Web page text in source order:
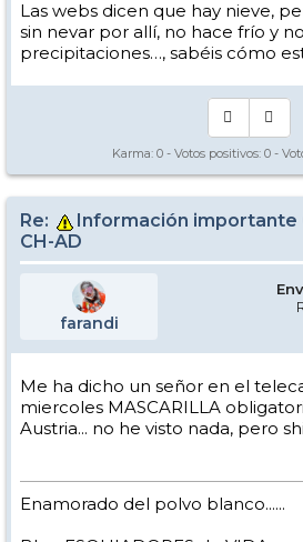
Las webs dicen que hay nieve,
sin nevar por allí, no hace frío y
precipitaciones…, sabéis cómo
Karma: 0 - Votos positivos: 0 -
Re:
Información importante
CH-AD
farandi
Me ha dicho un señor en el
miercoles MASCARILLA
Austria... no he visto nada, pero
Enamorado del polvo blanco......